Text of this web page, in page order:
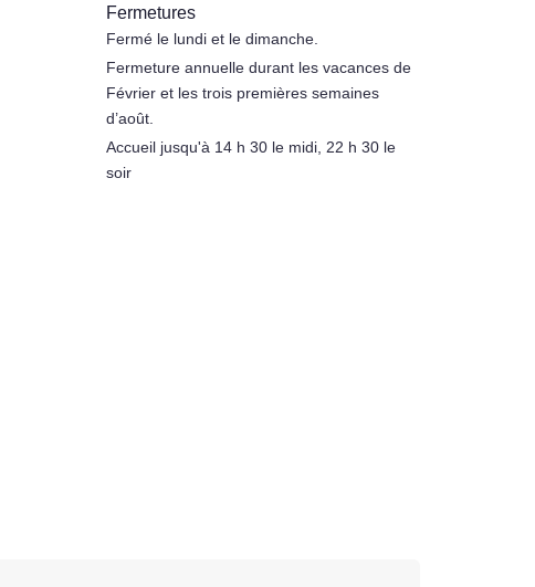
Fermetures
Fermé le lundi et le dimanche.
Fermeture annuelle durant les vacances de
Février et les trois premières semaines
d’août.
Accueil jusqu'à 14 h 30 le midi, 22 h 30 le
soir